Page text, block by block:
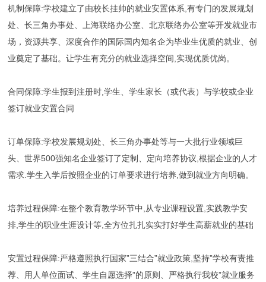
机制保障:学校建立了由校长挂帅的就业安置体系,有专门的发展规划
处、长三角办事处、上海联络办公室、北京联络办公室等开发就业市
场，资源共享、深度合作的国际国内知名企为毕业生优质的就业、创
业奠定了基础。让学生有充分的就业选择空间,实现优质优岗。
合同保障:学生报到注册时,学生、学生家长（或代表）与学校或企业
签订就业安置合同
订单保障:学校发展规划处、长三角办事处等与一大批行业领域巨
头、世界500强知名企业签订了定制、定向培养协议,根据企业的人才
需求.学生入学后按照企业的订单要求进行培养,做到就业方向明确。
培养过程保障:在整个教育教学环节中,从专业课程设置,实践教学安
排,学生的职业生涯设计等,全方位扎扎实实打好学生高薪就业的基础
安置过程保障:严格遵照执行国家”三结合”就业政策,坚持”学校有责推
荐、用人单位面试、学生自愿选择”的原则、严格执行我校”就业服务